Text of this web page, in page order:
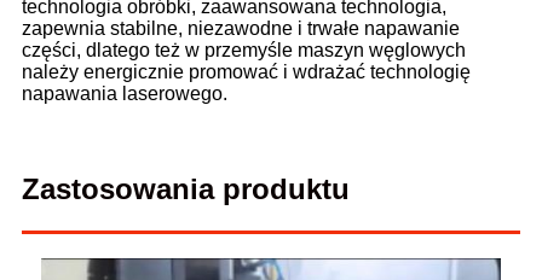
technologia obróbki, zaawansowana technologia,
zapewnia stabilne, niezawodne i trwałe napawanie
części, dlatego też w przemyśle maszyn węglowych
należy energicznie promować i wdrażać technologię
napawania laserowego.
Zastosowania produktu